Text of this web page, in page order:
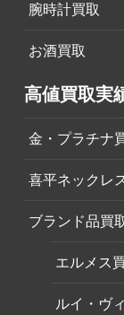
腕時計買取
お酒買取
高値買取実
金・プラチナ
喜平ネックレ
ブランド品買
エルメス
ルイ・ヴ